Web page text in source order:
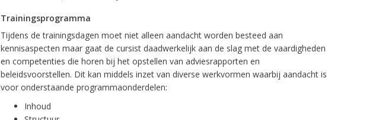
Trainingsprogramma
Tijdens de trainingsdagen moet niet alleen aandacht worden besteed aan
kennisaspecten maar gaat de cursist daadwerkelijk aan de slag met de vaardigheden
en competenties die horen bij het opstellen van adviesrapporten en
beleidsvoorstellen. Dit kan middels inzet van diverse werkvormen waarbij aandacht is
voor onderstaande programmaonderdelen:
Inhoud